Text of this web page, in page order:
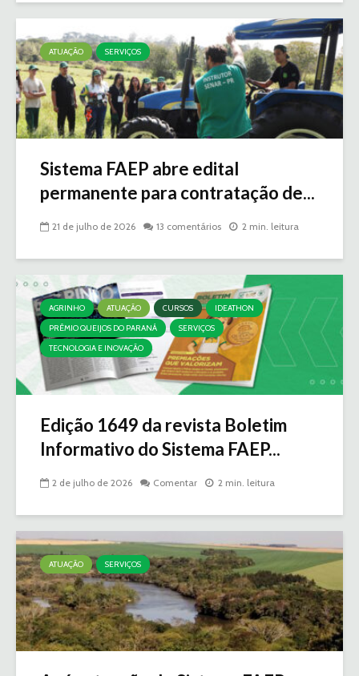
ATUAÇÃO SERVIÇOS
Sistema FAEP abre edital
permanente para contratação de...
21 de julho de 2026 13 comentários 2 min. leitura
AGRINHO ATUAÇÃO CURSOS
IDEATHON
PRÊMIO QUEIJOS DO PARANÁ
SERVIÇOS
TECNOLOGIA E INOVAÇÃO
Edição 1649 da revista Boletim
Informativo do Sistema FAEP...
2 de julho de 2026 Comentar 2 min. leitura
ATUAÇÃO SERVIÇOS